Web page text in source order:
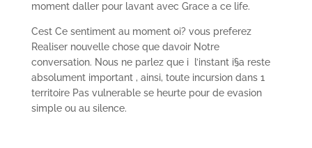
moment daller pour lavant avec Grace a ce life.
Cest Ce sentiment au moment oi? vous preferez
Realiser nouvelle chose que davoir Notre
conversation. Nous ne parlez que i l’instant i§a reste
absolument important , ainsi, toute incursion dans 1
territoire Pas vulnerable se heurte pour de evasion
simple ou au silence.